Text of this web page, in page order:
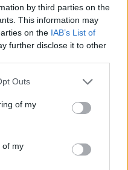
by third parties on the
This information may
on the IAB’s List of
further disclose it to other
uses one or more Google
You may click to
its third-party tags to
in below Google
Outs
of my
of my